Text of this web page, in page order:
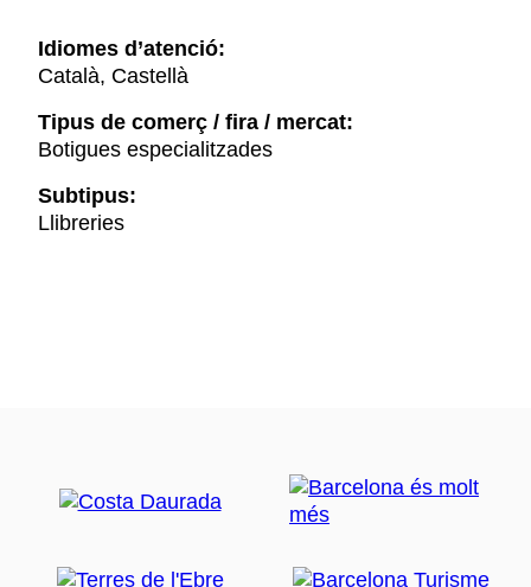
Idiomes d’atenció:
Català, Castellà
Tipus de comerç / fira / mercat:
Botigues especialitzades
Subtipus:
Llibreries